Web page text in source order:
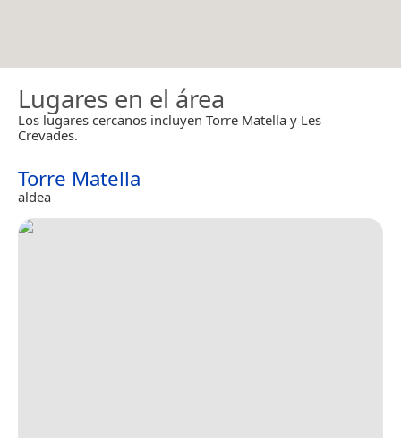
Lugares en el área
Los lugares cercanos incluyen Torre Matella y Les
Crevades.
Torre Matella
aldea